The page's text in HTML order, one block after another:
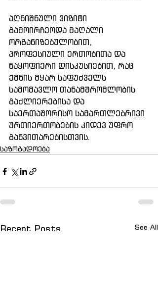
აღნიშნული ვიზიტი
გამოირჩეოდა მაღალი
ორგანიზებულობით,
პროფესიული ერთობითა და
ნაყოფიერი დისკუსიებით, რაც
ქმნის მყარ საფუძველს
სამომავლო თანამშრომლობის
გაძლიერებისა და
საერთაშორისო სამართლებრივი
ურთიერთობების კიდევ უფრო
განვითარებისთვის.
საზოგადოება
Recent Posts See All